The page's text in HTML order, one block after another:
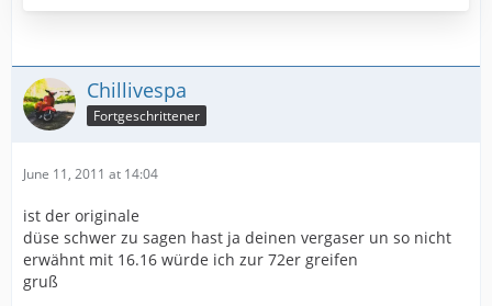
Chillivespa
Fortgeschrittener
June 11, 2011 at 14:04
ist der originale
düse schwer zu sagen hast ja deinen vergaser un so nicht
erwähnt mit 16.16 würde ich zur 72er greifen
gruß